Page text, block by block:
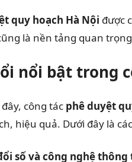
quy hoạch Hà Nội được
là nền tảng quan
nổi bật trong
công tác phê duyệt
hiệu quả. Dưới đây là
số và công nghệ